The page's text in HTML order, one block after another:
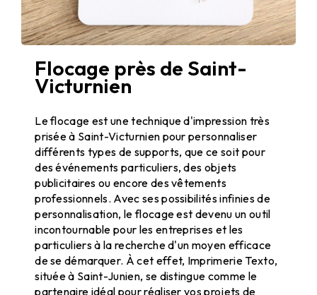
Flocage près de Saint-
Victurnien
Le flocage est une technique d'impression très
prisée à Saint-Victurnien pour personnaliser
différents types de supports, que ce soit pour
des événements particuliers, des objets
publicitaires ou encore des vêtements
professionnels. Avec ses possibilités infinies de
personnalisation, le flocage est devenu un outil
incontournable pour les entreprises et les
particuliers à la recherche d'un moyen efficace
de se démarquer. À cet effet, Imprimerie Texto,
située à Saint-Junien, se distingue comme le
partenaire idéal pour réaliser vos projets de